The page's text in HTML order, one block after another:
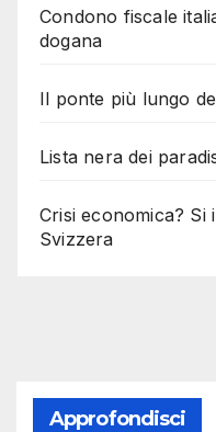
Condono fiscale
dogana
Il ponte più lungo
Lista nera dei
Crisi economica? Si
Svizzera
Approfondisci